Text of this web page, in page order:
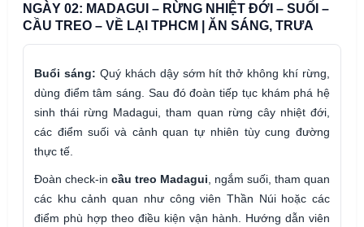
NGÀY 02: MADAGUI – RỪNG NHIỆT ĐỚI – SUỐI –
CẦU TREO – VỀ LẠI TPHCM | ĂN SÁNG, TRƯA
Buổi sáng: Quý khách dậy sớm hít thở không khí rừng,
dùng điểm tâm sáng. Sau đó đoàn tiếp tục khám phá hệ
sinh thái rừng Madagui, tham quan rừng cây nhiệt đới,
các điểm suối và cảnh quan tự nhiên tùy cung đường
thực tế.
Đoàn check-in cầu treo Madagui , ngắm suối, tham quan
các khu cảnh quan như công viên Thần Núi hoặc các
điểm phù hợp theo điều kiện vận hành. Hướng dẫn viên